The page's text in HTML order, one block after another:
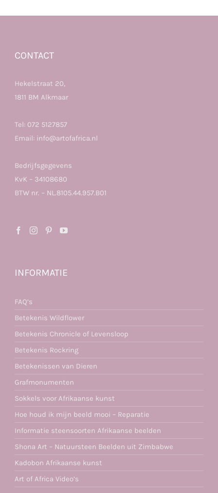
CONTACT
Hekelstraat 20,
1811 BM Alkmaar
Tel: 072 5127857
Email: info@artofafrica.nl
Bedrijfsgegevens
KvK – 34108680
BTW nr. – NL.8105.44.957.B01
INFORMATIE
FAQ’s
Betekenis Wildflower
Betekenis Chronicle of Levensloop
Betekenis Rockring
Betekenissen van Dieren
Grafmonumenten
Sokkels voor Afrikaanse kunst
Hoe houd ik mijn beeld mooi – Reparatie
Informatie steensoorten Afrikaanse beelden
Shona Art – Natuursteen Beelden uit Zimbabwe
Kadobon Afrikaanse kunst
Art of Africa Video’s